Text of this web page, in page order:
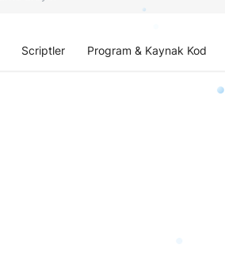
Scriptler Program & Kaynak Kod